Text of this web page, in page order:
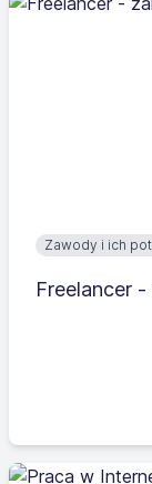
Zawody i ich
Freelancer